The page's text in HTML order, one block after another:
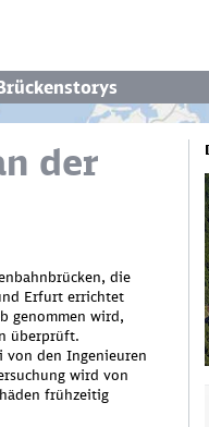
der
die
Erfurt errichtet
genommen wird,
überprüft.
von den Ingenieuren
wird von
frühzeitig